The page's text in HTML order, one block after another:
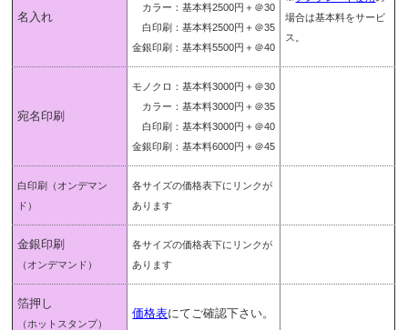
名入れ
カラー：基本料2500円＋＠30
白印刷：基本料2500円＋＠35
金銀印刷：基本料5500円＋＠40
場合は基本料をサービ
ス。
宛名印刷
モノクロ：基本料3000円＋＠30
カラー：基本料3000円＋＠35
白印刷：基本料3000円＋＠40
金銀印刷：基本料6000円＋＠45
白印刷
（オンデマン
ド）
各サイズの価格表下にリンクが
あります
金銀印刷
（オンデマンド）
各サイズの価格表下にリンクが
あります
箔押し
（ホットスタンプ）
価格表にてご確認下さい。